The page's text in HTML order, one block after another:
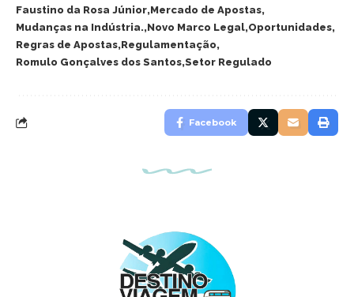
Faustino da Rosa Júnior Mercado de Apostas
Mudanças na Indústria. Novo Marco Legal Oportunidades
Regras de Apostas Regulamentação
Romulo Gonçalves dos Santos Setor Regulado
Facebook